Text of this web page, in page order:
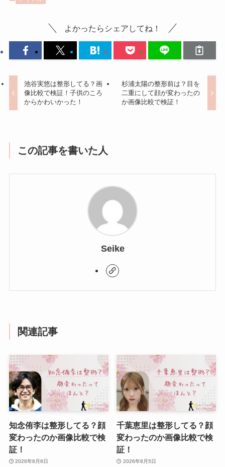
よかったらシェアしてね！
池谷実悠は整形してる？画
像比較で検証！子供のころ
からかわいかった！
杉浦太陽の整形前は？目を
二重にして顔が変わったの
か画像比較で検証！
この記事を書いた人
Seike
関連記事
知念侑李は整形してる？顔
変わったのか画像比較で検
証！
2026年8月6日
千葉恵里は整形してる？顔
変わったのか画像比較で検
証！
2026年8月5日